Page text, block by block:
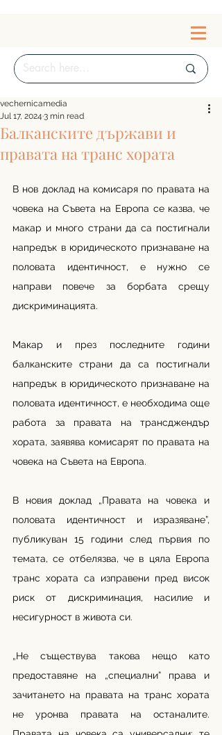
Балканските държави и
правата на транс хората
vechernicamedia
Jul 17, 2024 3 min read
В нов доклад на комисаря по правата на
човека на Съвета на Европа се казва, че
макар и много страни да са постигнали
напредък в юридическото признаване на
половата идентичност, е нужно се
направи повече за борбата срещу
дискриминацията.
Макар и през последните години
балканските страни да са постигнали
напредък в юридическото признаване на
половата идентичност, е необходима още
работа за правата на трансджендър
хората, заявява комисарят по правата на
човека на Съвета на Европа.
В новия доклад „Правата на човека и
половата идентичност и изразяване”,
публикуван 15 години след първия по
темата, се отбелязва, че в цяла Европа
транс хората са изправени пред висок
риск от дискриминация, насилие и
несигурност в живота си.
„Не съществува такова нещо като
предоставяне на „специални” права и
зачитането на правата на транс хората
не уронва правата на останалите.